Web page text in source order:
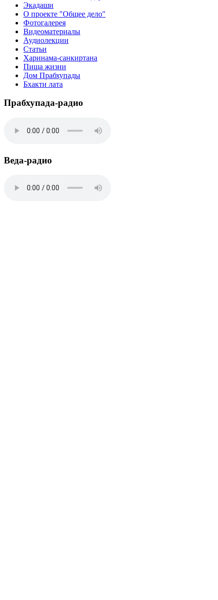
Экадаши
О проекте "Общее дело"
Фотогалерея
Видеоматериалы
Аудиолекции
Статьи
Харинама-санкиртана
Пища жизни
Дом Прабхупады
Бхакти лата
Прабхупада-радио
Веда-радио